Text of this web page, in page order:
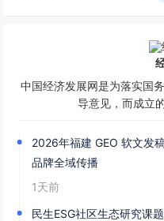
中国经济发展网是为落实国
导意见，而成立
2026年福建 GEO 软文发
品牌全域传播
1天前
民生ESG社区生态研究课